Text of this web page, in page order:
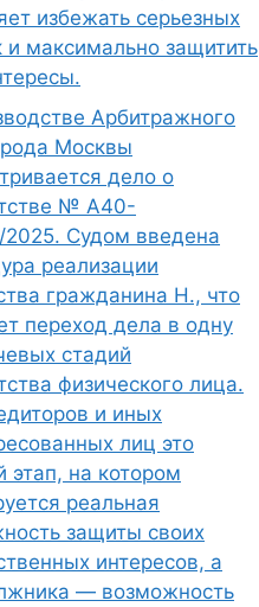
избежать серьезных
и максимально защитить
Арбитражного
Москвы
дело о
№ А40-
2025. Судом введена
реализации
гражданина Н., что
переход дела в одну
стадий
физического лица.
и иных
лиц это
этап, на котором
реальная
защиты своих
интересов, а
— возможность